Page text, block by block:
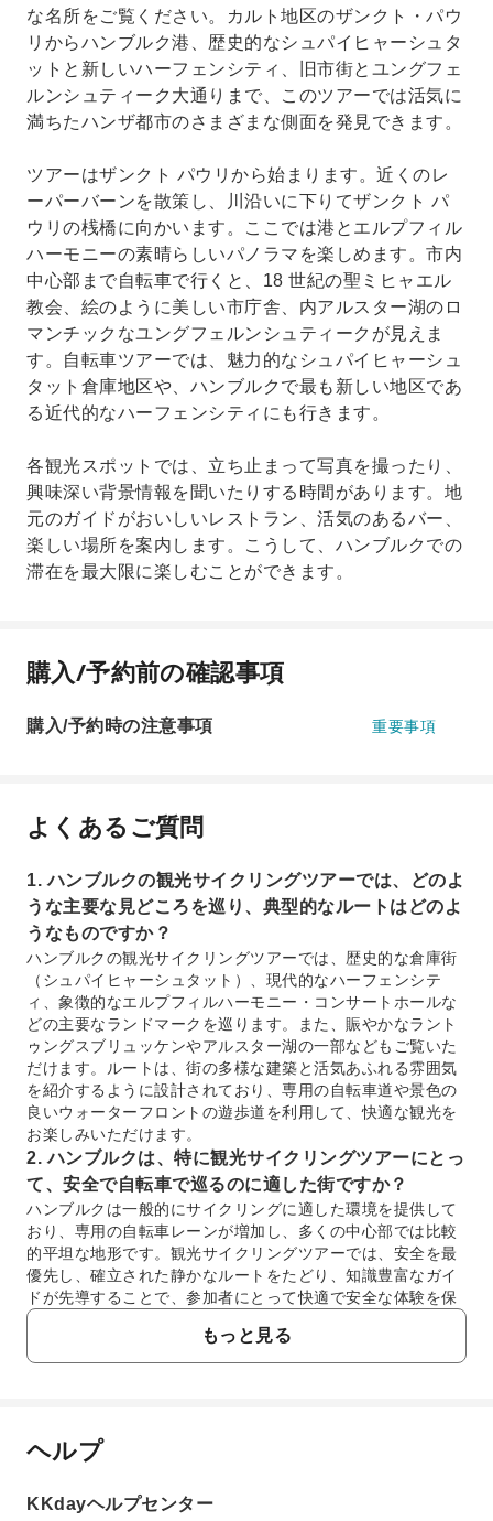
な名所をご覧ください。カルト地区のザンクト・パウ
リからハンブルク港、歴史的なシュパイヒャーシュタ
ットと新しいハーフェンシティ、旧市街とユングフェ
ルンシュティーク大通りまで、このツアーでは活気に
満ちたハンザ都市のさまざまな側面を発見できます。
ツアーはザンクト パウリから始まります。近くのレ
ーパーバーンを散策し、川沿いに下りてザンクト パ
ウリの桟橋に向かいます。ここでは港とエルプフィル
ハーモニーの素晴らしいパノラマを楽しめます。市内
中心部まで自転車で行くと、18 世紀の聖ミヒャエル
教会、絵のように美しい市庁舎、内アルスター湖のロ
マンチックなユングフェルンシュティークが見えま
す。自転車ツアーでは、魅力的なシュパイヒャーシュ
タット倉庫地区や、ハンブルクで最も新しい地区であ
る近代的なハーフェンシティにも行きます。
各観光スポットでは、立ち止まって写真を撮ったり、
興味深い背景情報を聞いたりする時間があります。地
元のガイドがおいしいレストラン、活気のあるバー、
楽しい場所を案内します。こうして、ハンブルクでの
滞在を最大限に楽しむことができます。
購入/予約前の確認事項
購入/予約時の注意事項 重要事項
よくあるご質問
1. ハンブルクの観光サイクリングツアーでは、どのよ
うな主要な見どころを巡り、典型的なルートはどのよ
うなものですか？
ハンブルクの観光サイクリングツアーでは、歴史的な倉庫街
（シュパイヒャーシュタット）、現代的なハーフェンシテ
ィ、象徴的なエルプフィルハーモニー・コンサートホールな
どの主要なランドマークを巡ります。また、賑やかなラント
ゥングスブリュッケンやアルスター湖の一部などもご覧いた
だけます。ルートは、街の多様な建築と活気あふれる雰囲気
を紹介するように設計されており、専用の自転車道や景色の
良いウォーターフロントの遊歩道を利用して、快適な観光を
お楽しみいただけます。
2. ハンブルクは、特に観光サイクリングツアーにとっ
て、安全で自転車で巡るのに適した街ですか？
ハンブルクは一般的にサイクリングに適した環境を提供して
おり、専用の自転車レーンが増加し、多くの中心部では比較
的平坦な地形です。観光サイクリングツアーでは、安全を最
優先し、確立された静かなルートをたどり、知識豊富なガイ
ドが先導することで、参加者にとって快適で安全な体験を保
証します。
3. ハンブルクの観光サイクリングツアーでは、どのよ
うな体験ができますか？
き、新鮮な空気と街の観光スポットの詳細な眺めを楽しむこ
とができます。地元の生活や歴史に関する洞察を提供し、各
案内するユニークな視点を提供します。
もっと見る
よくあるご質問
1. ハンブルクの観光サイクリングツアーでは、ど
ヘルプ
KKdayヘルプセンター